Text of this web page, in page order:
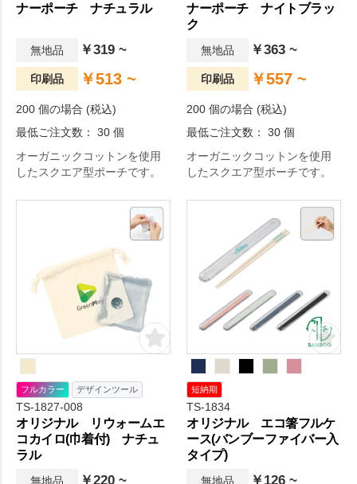
ナーポーチ ナチュラル
無地品 ￥319 ~
印刷品 ￥513 ~
200 個の場合 (税込)
最低ご注文数： 30 個
オーガニックコットンを使用
したスクエア型ポーチです。
ナーポーチ ナイトブラッ
ク
無地品 ￥363 ~
印刷品 ￥557 ~
200 個の場合 (税込)
最低ご注文数： 30 個
オーガニックコットンを使用
したスクエア型ポーチです。
フルカラー デザインツール
TS-1827-008
オリジナル リウォームエ
コカイロ(巾着付) ナチュ
ラル
無地品 ￥220 ~
短納期
TS-1834
オリジナル エコ箸フルケ
ース(バンブーファイバー入
タイプ)
無地品 ￥126 ~